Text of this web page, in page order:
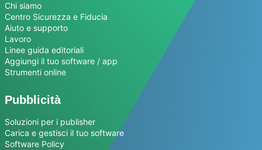
Chi siamo
Centro Sicurezza e Fiducia
Aiuto e supporto
Lavoro
Linee guida editoriali
Aggiungi il tuo software / app
Strumenti online
Pubblicità
Soluzioni per i publisher
Carica e gestisci il tuo software
Software Policy